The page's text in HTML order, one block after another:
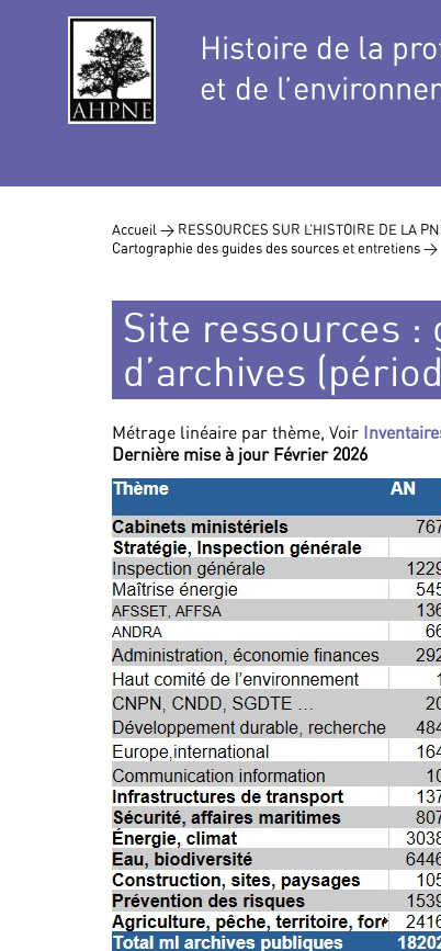
Histoire de la
et de
Accueil > RESSOURCES SUR L’HISTOIRE DE LA
Cartographie des guides des sources et entretiens >
Site ressources
d’archives
Métrage linéaire par thème, Voir
Dernière mise à jour Février 2026